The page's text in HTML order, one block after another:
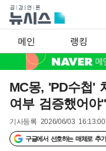
메인 랭킹
MC몽, 'PD수첩'
여부 검증했어야"
기사등록 2026/06/03 16:13:00
구글에서 선호하는 매체로 추가